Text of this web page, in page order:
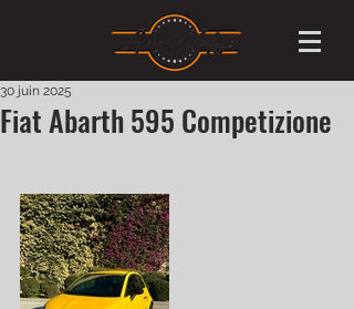
Fiat Abarth 595 Competizione
30 juin 2025